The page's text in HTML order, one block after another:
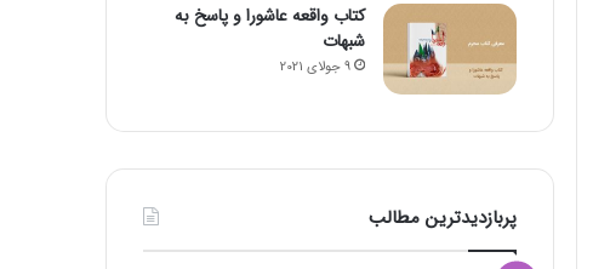
کتاب واقعه عاشورا و پاسخ به
شبهات
9 جولای 2021
پربازدیدترین مطالب